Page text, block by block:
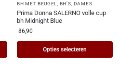
BH MET BEUGEL BH'S DAMES
Prima Donna SALERNO volle cup
bh Midnight Blue
86,90
Opties selecteren